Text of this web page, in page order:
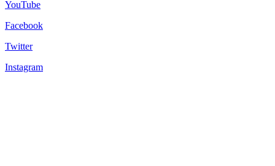
YouTube
Facebook
Twitter
Instagram